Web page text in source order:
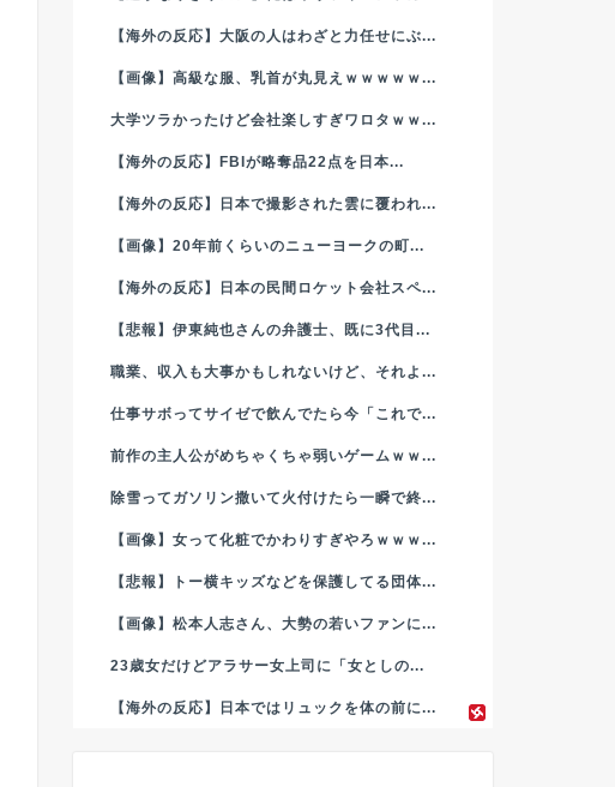
【海外の反応】大阪の人はわざと力任せにぶ...
【画像】高級な服、乳首が丸見えｗｗｗｗｗ...
大学ツラかったけど会社楽しすぎワロタｗｗ...
【海外の反応】FBIが略奪品22点を日本...
【海外の反応】日本で撮影された雲に覆われ...
【画像】20年前くらいのニューヨークの町...
【海外の反応】日本の民間ロケット会社スペ...
【悲報】伊東純也さんの弁護士、既に3代目...
職業、収入も大事かもしれないけど、それよ...
仕事サボってサイゼで飲んでたら今「これで...
前作の主人公がめちゃくちゃ弱いゲームｗｗ...
除雪ってガソリン撒いて火付けたら一瞬で終...
【画像】女って化粧でかわりすぎやろｗｗｗ...
【悲報】トー横キッズなどを保護してる団体...
【画像】松本人志さん、大勢の若いファンに...
23歳女だけどアラサー女上司に「女としの...
【海外の反応】日本ではリュックを体の前に...